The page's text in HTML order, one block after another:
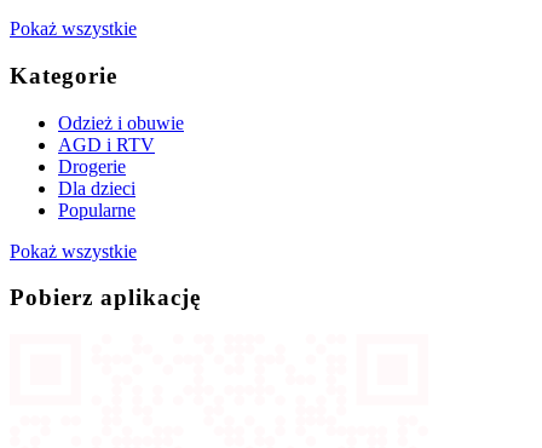
Pokaż wszystkie
Kategorie
Odzież i obuwie
AGD i RTV
Drogerie
Dla dzieci
Popularne
Pokaż wszystkie
Pobierz aplikację